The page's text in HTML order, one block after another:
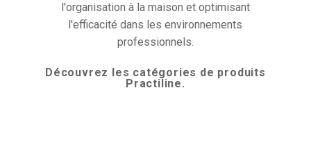
l'organisation à la maison et optimisant
l'efficacité dans les environnements
professionnels.
Découvrez les catégories de produits
Practiline.
Cuisine